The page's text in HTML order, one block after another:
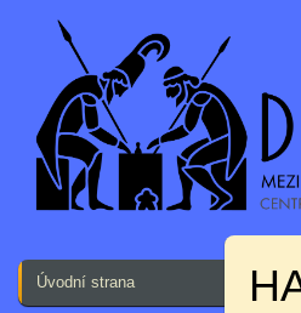
Úvodní strana